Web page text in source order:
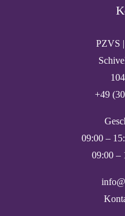
PZVS
+49
09:00 –
09:00 –